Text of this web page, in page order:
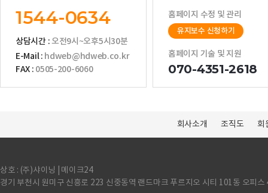
1544-0634
상담시간 :오전9시~오후5시30분
E-Mail : hdweb@hdweb.co.kr
FAX : 0505-200-6060
홈페이지 수정 및 관리
유지보수 신청하기
홈페이지 기술 및 지원
070-4351-2618
회사소개 조직도 회
상호 : (주)샤이닝 | 메이크24
경기 부천시 원미구 신흥로 223 신중동역 랜드마크 푸르지오 시티 101동 오피스